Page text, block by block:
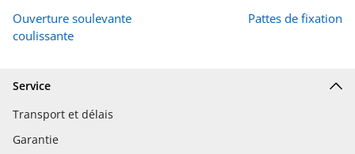
Ouverture soulevante
coulissante
Pattes de fixation
Service
Transport et délais
Garantie